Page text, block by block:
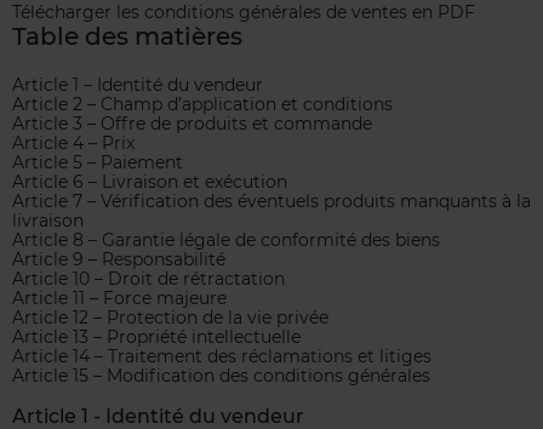
Télécharger les conditions générales de ventes en PDF
Table des matières
Article 1 – Identité du vendeur
Article 2 – Champ d’application et conditions
Article 3 – Offre de produits et commande
Article 4 – Prix
Article 5 – Paiement
Article 6 – Livraison et exécution
Article 7 – Vérification des éventuels produits manquants à la
livraison
Article 8 – Garantie légale de conformité des biens
Article 9 – Responsabilité
Article 10 – Droit de rétractation
Article 11 – Force majeure
Article 12 – Protection de la vie privée
Article 13 – Propriété intellectuelle
Article 14 – Traitement des réclamations et litiges
Article 15 – Modification des conditions générales
Article 1 - Identité du vendeur